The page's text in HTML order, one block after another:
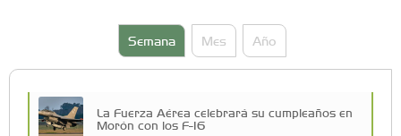
Semana Mes Año
La Fuerza Aérea celebrará su cumpleaños en
Morón con los F-16